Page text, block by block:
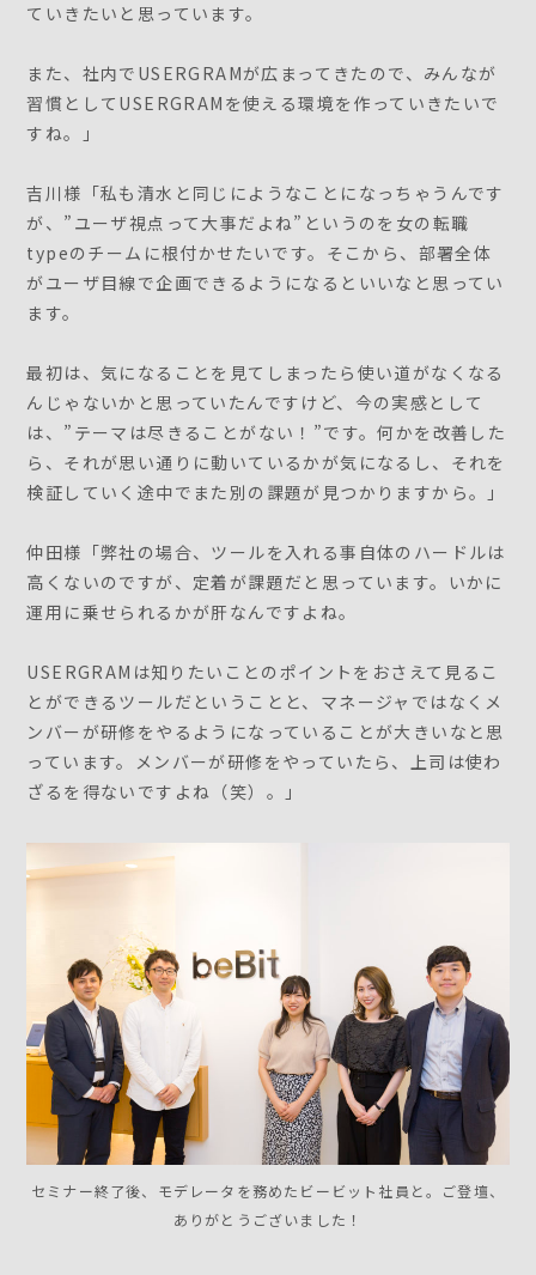
ていきたいと思っています。
また、社内でUSERGRAMが広まってきたので、みんなが
習慣としてUSERGRAMを使える環境を作っていきたいで
すね。」
吉川様「私も清水と同じにようなことになっちゃうんです
が、”ユーザ視点って大事だよね”というのを女の転職
typeのチームに根付かせたいです。そこから、部署全体
がユーザ目線で企画できるようになるといいなと思ってい
ます。
最初は、気になることを見てしまったら使い道がなくなる
んじゃないかと思っていたんですけど、今の実感として
は、”テーマは尽きることがない！”です。何かを改善した
ら、それが思い通りに動いているかが気になるし、それを
検証していく途中でまた別の課題が見つかりますから。」
仲田様「弊社の場合、ツールを入れる事自体のハードルは
高くないのですが、定着が課題だと思っています。いかに
運用に乗せられるかが肝なんですよね。
USERGRAMは知りたいことのポイントをおさえて見るこ
とができるツールだということと、マネージャではなくメ
ンバーが研修をやるようになっていることが大きいなと思
っています。メンバーが研修をやっていたら、上司は使わ
ざるを得ないですよね（笑）。」
セミナー終了後、モデレータを務めたビービット社員と。ご登壇、
ありがとうございました！